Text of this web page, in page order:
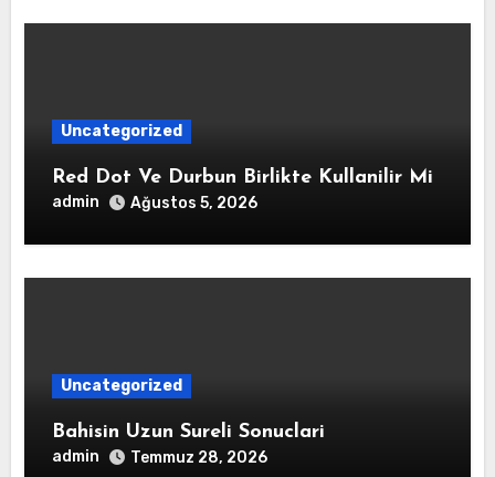
Uncategorized
Red Dot Ve Durbun Birlikte Kullanilir Mi
admin Ağustos 5, 2026
Uncategorized
Bahisin Uzun Sureli Sonuclari
admin Temmuz 28, 2026